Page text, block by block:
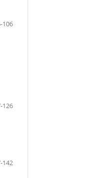
106
126
142